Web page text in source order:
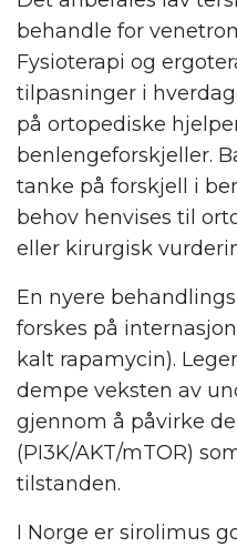
behandle for
Fysioterapi og
tilpasninger i
på ortopediske
benlengeforskjeller.
tanke på forskjell i
behov henvises til
eller kirurgisk
En nyere
forskes på
kalt rapamycin).
dempe veksten av
gjennom å påvirke
(PI3K/AKT/mTOR)
tilstanden.
I Norge er sirolimus